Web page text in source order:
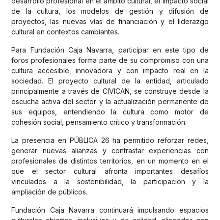
de la cultura, los modelos de gestión y difusión de
proyectos, las nuevas vías de financiación y el liderazgo
cultural en contextos cambiantes.
Para Fundación Caja Navarra, participar en este tipo de
foros profesionales forma parte de su compromiso con una
cultura accesible, innovadora y con impacto real en la
sociedad. El proyecto cultural de la entidad, articulado
principalmente a través de CIVICAN, se construye desde la
escucha activa del sector y la actualización permanente de
sus equipos, entendiendo la cultura como motor de
cohesión social, pensamiento crítico y transformación.
La presencia en PÚBLICA 26 ha permitido reforzar redes,
generar nuevas alianzas y contrastar experiencias con
profesionales de distintos territorios, en un momento en el
que el sector cultural afronta importantes desafíos
vinculados a la sostenibilidad, la participación y la
ampliación de públicos.
Fundación Caja Navarra continuará impulsando espacios